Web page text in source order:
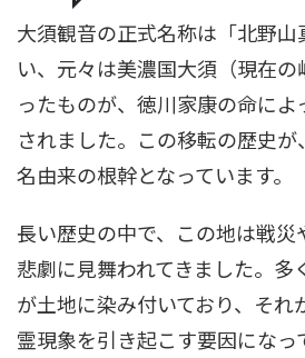
大須観音の正式名称は「北野
い、元々は美濃国大須（現在
ったものが、徳川家康の命に
されました。この移転の歴史が、
名由来の根幹となっています。
長い歴史の中で、この地は戦
悲劇に見舞われてきました。多
が土地に染み付いており、それ
霊現象を引き起こす要因にな